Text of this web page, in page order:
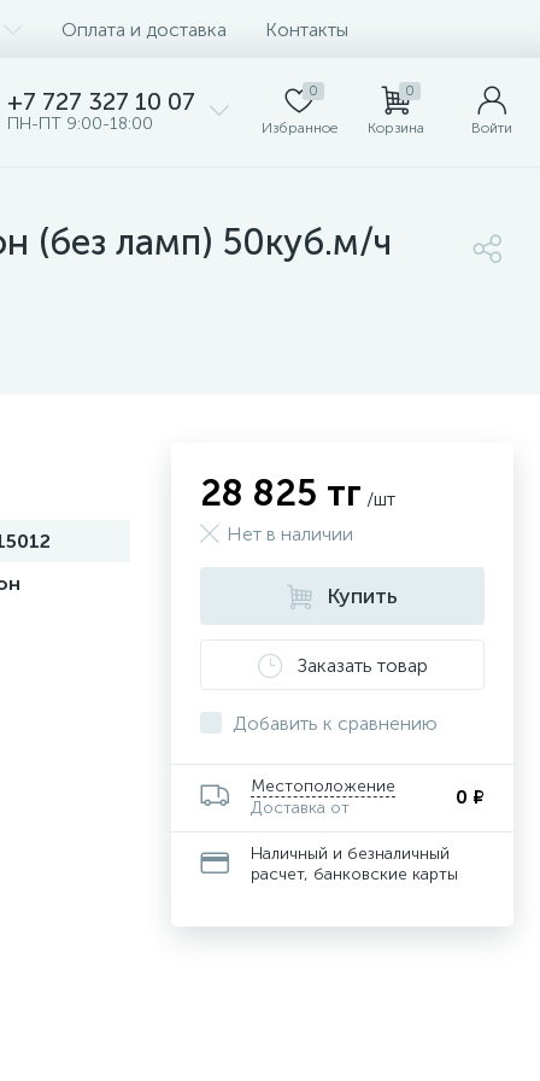
Оплата и доставка Контакты
+7 727 327 10 07
ПН-ПТ 9:00-18:00
0
Избранное
0
Корзина Войти
(без ламп) 50куб.м/ч
28 825 тг /шт
Нет в наличии
Купить
Заказать товар
Добавить к сравнению
Местоположение
Доставка от
0 ₽
Наличный и безналичный
расчет, банковские карты